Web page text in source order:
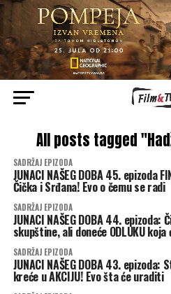
All posts tagged
SADRŽAJ EPIZODA
JUNACI NAŠEG DOBA 45. epizoda
Čička i Srđana! Evo o čemu se radi
SADRŽAJ EPIZODA
JUNACI NAŠEG DOBA 44. epizoda:
skupštine, ali doneće ODLUKU koja
SADRŽAJ EPIZODA
JUNACI NAŠEG DOBA 43.
kreće u AKCIJU! Evo šta će uraditi